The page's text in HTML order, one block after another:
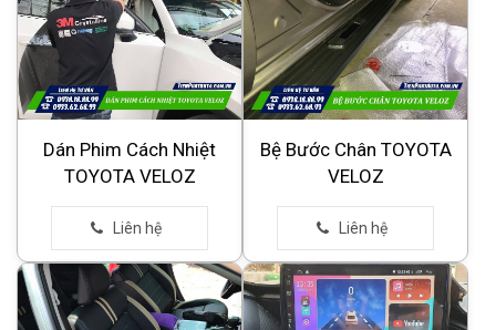
Dán Phim Cách Nhiệt
TOYOTA VELOZ
Bệ Bước Chân TOYOTA
VELOZ